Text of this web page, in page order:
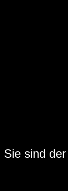
Sie sind der